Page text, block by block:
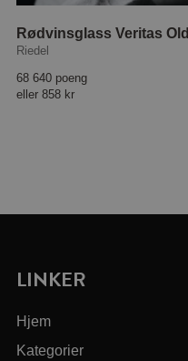
Rødvinsglass Veritas
Riedel
68 640 poeng
eller 858 kr
LINKER
Hjem
Kategorier